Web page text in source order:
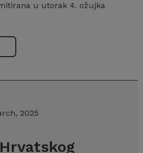
u utorak 4. ožujka
2025